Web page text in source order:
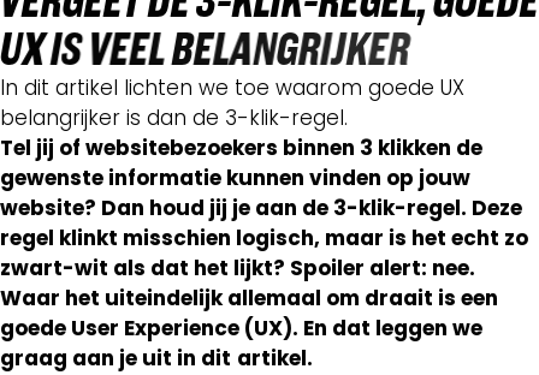
UXISVEELBELANGRIJKER
In dit artikel lichten we toe waarom goede UX
belangrijker is dan de 3-klik-regel.
Tel jij of websitebezoekers binnen 3 klikken de
gewenste informatie kunnen vinden op jouw
website? Dan houd jij je aan de 3-klik-regel. Deze
regel klinkt misschien logisch, maar is het echt zo
zwart-wit als dat het lijkt? Spoiler alert: nee.
Waar het uiteindelijk allemaal om draait is een
goede User Experience (UX). En dat leggen we
graag aan je uit in dit artikel.